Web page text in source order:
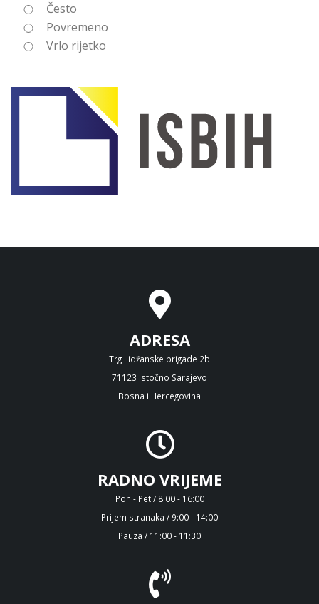
Često
Povremeno
Vrlo rijetko
ADRESA
Trg Ilidžanske brigade 2b
71123 Istočno Sarajevo
Bosna i Hercegovina
RADNO VRIJEME
Pon - Pet / 8:00 - 16:00
Prijem stranaka / 9:00 - 14:00
Pauza / 11:00 - 11:30